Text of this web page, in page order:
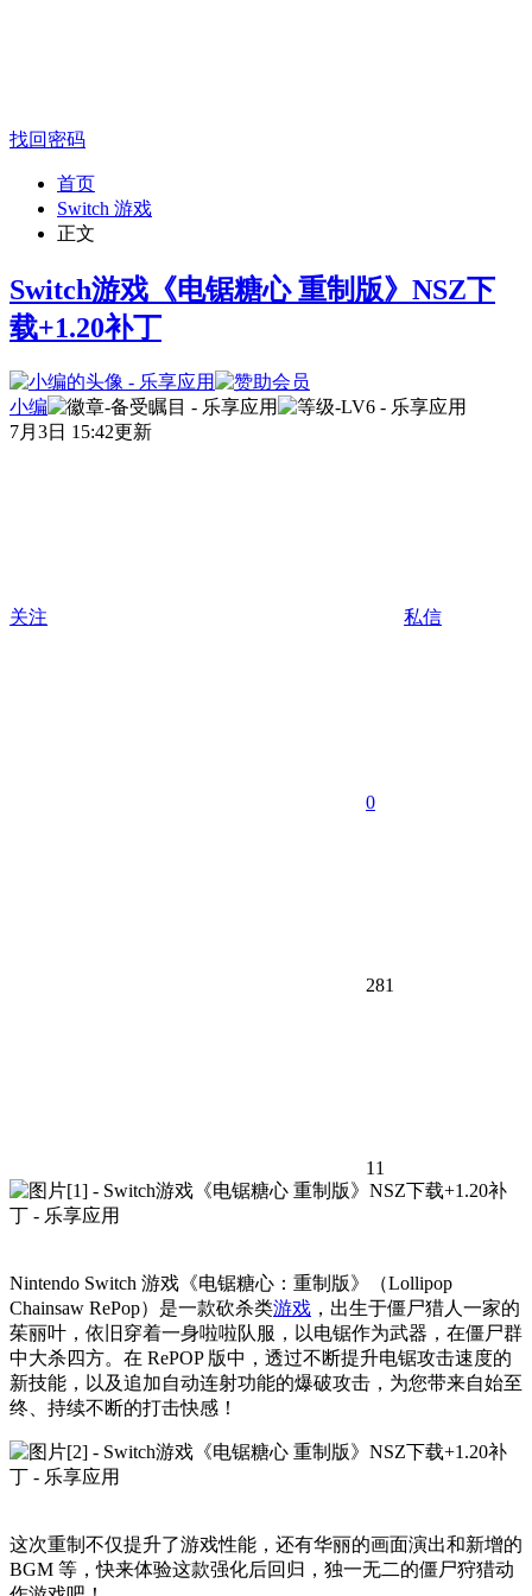
找回密码
首页
Switch 游戏
正文
Switch游戏《电锯糖心 重制版》NSZ下
载+1.20补丁
小编
7月3日 15:42更新
关注 私信
0
281
11
Nintendo Switch 游戏《电锯糖心：重制版》（Lollipop
Chainsaw RePop）是一款砍杀类游戏 ，出生于僵尸猎人一家的
茱丽叶，依旧穿着一身啦啦队服，以电锯作为武器，在僵尸群
中大杀四方。在 RePOP 版中，透过不断提升电锯攻击速度的
新技能，以及追加自动连射功能的爆破攻击，为您带来自始至
终、持续不断的打击快感！
这次重制不仅提升了游戏性能，还有华丽的画面演出和新增的
BGM 等，快来体验这款强化后回归，独一无二的僵尸狩猎动